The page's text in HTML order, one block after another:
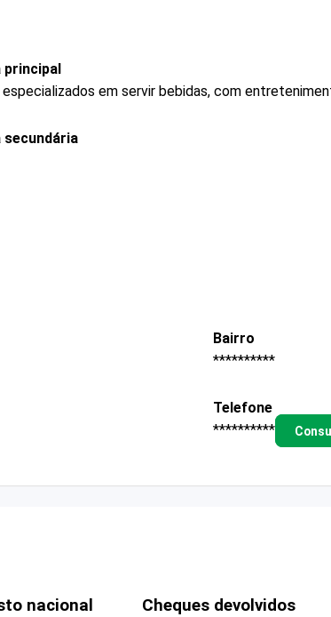
principal
em servir bebidas, com
secundária
Bairro
**********
Telefone
**********
nacional Cheques devolvidos